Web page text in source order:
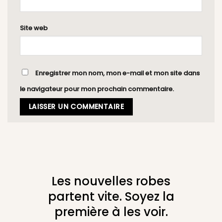
Site web
Enregistrer mon nom, mon e-mail et mon site dans
le navigateur pour mon prochain commentaire.
Les nouvelles robes
partent vite. Soyez la
première à les voir.